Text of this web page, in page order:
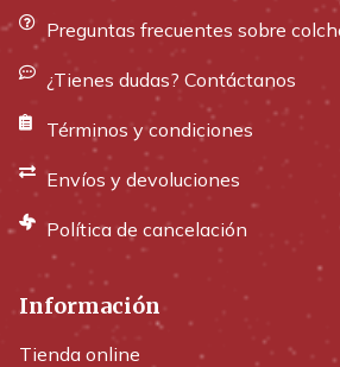
Preguntas frecuentes sobre
¿Tienes dudas? Contáctanos
Términos y condiciones
Envíos y devoluciones
Política de cancelación
Información
Tienda online